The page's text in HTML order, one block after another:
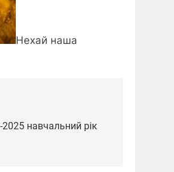
Нехай наша
навчальний рік